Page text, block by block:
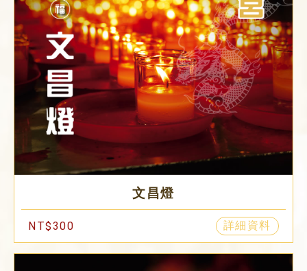
文昌燈
NT$300 詳細資料